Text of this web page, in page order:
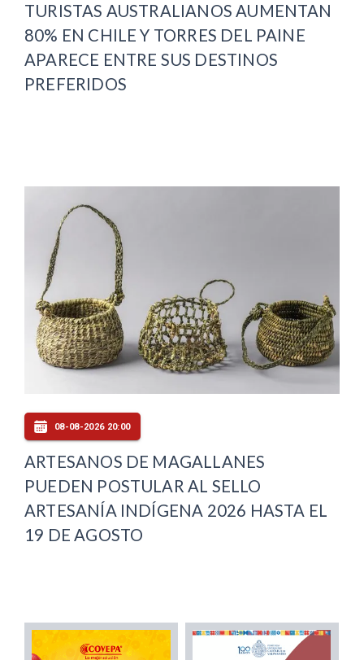
TURISTAS AUSTRALIANOS AUMENTAN
80% EN CHILE Y TORRES DEL PAINE
APARECE ENTRE SUS DESTINOS
PREFERIDOS
08-08-2026 20:00
ARTESANOS DE MAGALLANES
PUEDEN POSTULAR AL SELLO
ARTESANÍA INDÍGENA 2026 HASTA EL
19 DE AGOSTO